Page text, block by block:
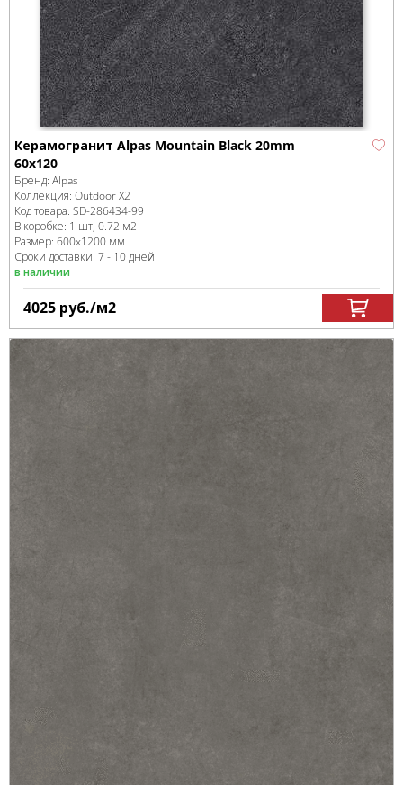
Керамогранит Alpas Mountain Black 20mm
60x120
Бренд: Alpas
Коллекция: Outdoor X2
Код товара: SD-286434-99
В коробке: 1 шт, 0.72 м2
Размер: 600x1200 мм
Сроки доставки: 7 - 10 дней
в наличии
4025 руб./м2